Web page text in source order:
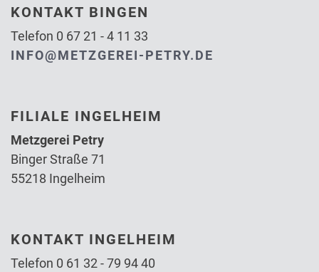
KONTAKT BINGEN
Telefon 0 67 21 - 4 11 33
INFO@METZGEREI-PETRY.DE
FILIALE INGELHEIM
Metzgerei Petry
Binger Straße 71
55218 Ingelheim
KONTAKT INGELHEIM
Telefon 0 61 32 - 79 94 40